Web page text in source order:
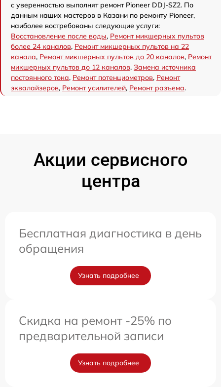
с уверенностью выполнят ремонт Pioneer DDJ-SZ2. По
данным наших мастеров в Казани по ремонту Pioneer,
наиболее востребованы следующие услуги:
Восстановление после воды, Ремонт микшерных пультов
более 24 каналов, Ремонт микшерных пультов на 22
канала, Ремонт микшерных пультов до 20 каналов, Ремонт
микшерных пультов до 12 каналов, Замена источника
постоянного тока, Ремонт потенциометров, Ремонт
эквалайзеров, Ремонт усилителей, Ремонт разъема.
Акции сервисного
центра
Бесплатная диагностика в день
обращения
Узнать подробнее
Скидка на ремонт -25% по
предварительной записи
Узнать подробнее